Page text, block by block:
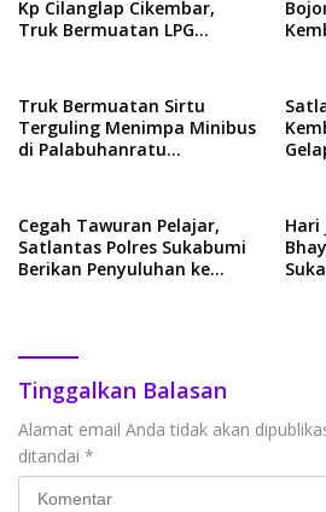
Kp Cilanglap Cikembar,
Truk Bermuatan LPG
Truk Bermuatan Sirtu
Terguling Menimpa Minibus
di Palabuhanratu
Cegah Tawuran Pelajar,
Satlantas Polres Sukabumi
Berikan Penyuluhan ke
Hari
Tinggalkan Balasan
Alamat email Anda tidak akan
ditandai *